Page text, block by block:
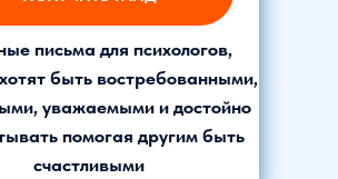
письма для психологов,
быть востребованными,
уважаемыми и достойно
помогая другим быть
счастливыми